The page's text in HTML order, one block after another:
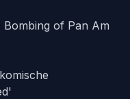
of Pan Am